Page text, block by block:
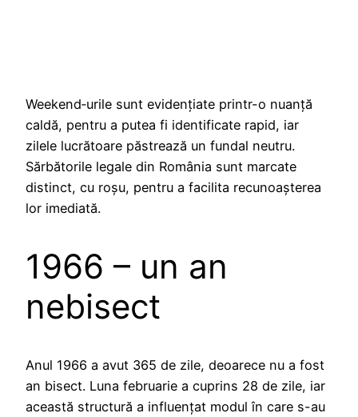
Weekend‑urile sunt evidențiate printr-o nuanță
caldă, pentru a putea fi identificate rapid, iar
zilele lucrătoare păstrează un fundal neutru.
Sărbătorile legale din România sunt marcate
distinct, cu roșu, pentru a facilita recunoașterea
lor imediată.
1966 – un an
nebisect
Anul 1966 a avut 365 de zile, deoarece nu a fost
an bisect. Luna februarie a cuprins 28 de zile, iar
această structură a influențat modul în care s-au